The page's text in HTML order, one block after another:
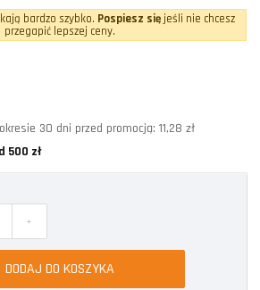
bardzo szybko. Pospiesz sięjeśli nie chcesz
przegapić lepszej ceny.
30 dni przed promocją: 11,28 zł
500 zł
+
DODAJ DO KOSZYKA